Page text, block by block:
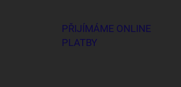
PŘIJÍMÁME ONLINE
PLATBY